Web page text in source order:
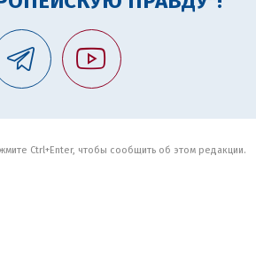
Ctrl+Enter, чтобы сообщить об этом редакции.